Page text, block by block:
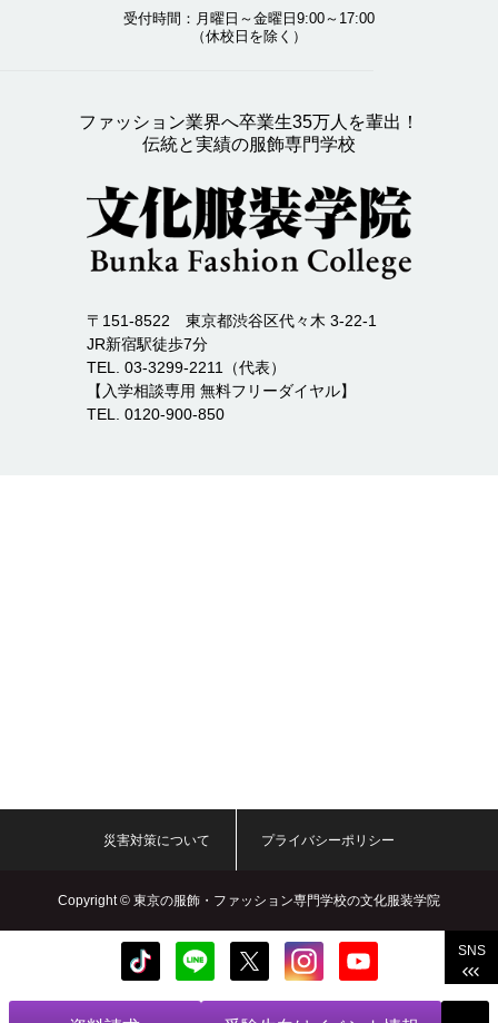
受付時間：月曜日～金曜日9:00～17:00
（休校日を除く）
ファッション業界へ卒業生35万人を輩出！
伝統と実績の服飾専門学校
〒151-8522 東京都渋谷区代々木 3-22-1
JR新宿駅徒歩7分
TEL. 03-3299-2211（代表）
【入学相談専用 無料フリーダイヤル】
TEL. 0120-900-850
Copyright © 東京の服飾・ファッション専門学校の文化服装学院
Bunka Fashion College. All rights reserved.
災害対策について プライバシーポリシー
SNS